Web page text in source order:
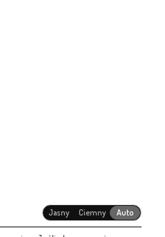
Jasny Ciemny Auto